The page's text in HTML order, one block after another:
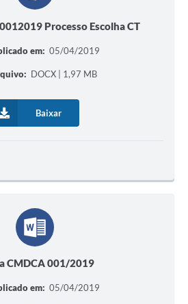
Processo Escolha CT
em: 05/04/2019
DOCX | 1,97 MB
Baixar
CMDCA 001/2019
em: 05/04/2019